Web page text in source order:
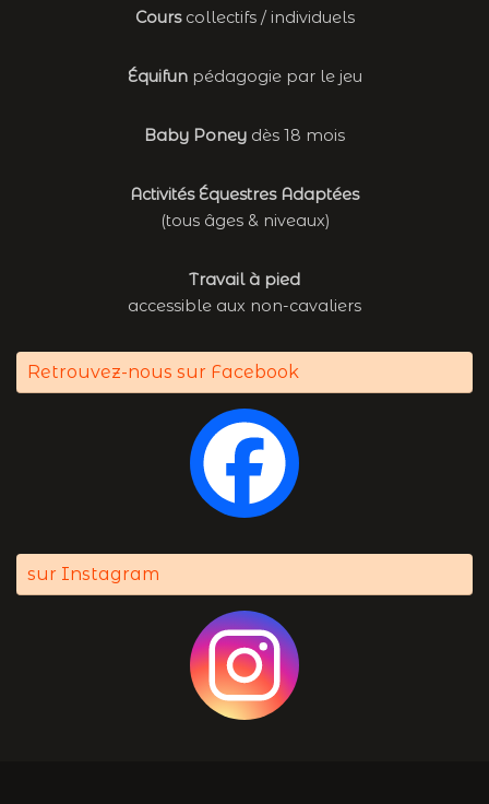
Cours collectifs / individuels
Équifunpédagogie par le jeu
Baby Poney dès 18 mois
Activités Équestres Adaptées
(tous âges & niveaux)
Travail à pied
accessible aux non-cavaliers
Retrouvez-nous sur Facebook
sur Instagram